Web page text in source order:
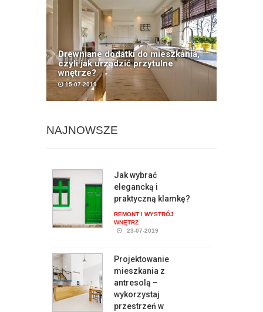
Drewniane dodatki do mieszkania,
czyli jak urządzić przytulne
wnętrze?
15-07-2019
NAJNOWSZE
Jak wybrać
elegancką i
praktyczną klamkę?
REMONT I WYSTRÓJ
WNĘTRZ
23-07-2019
Projektowanie
mieszkania z
antresolą –
wykorzystaj
przestrzeń w